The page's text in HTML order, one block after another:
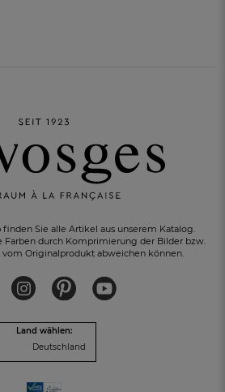
zu jeder Bestellung
Sie alle Artikel aus unserem Katalog.
Farben durch Komprimierung der Bilder bzw.
Originalprodukt abweichen können.
Land wählen:
Deutschland